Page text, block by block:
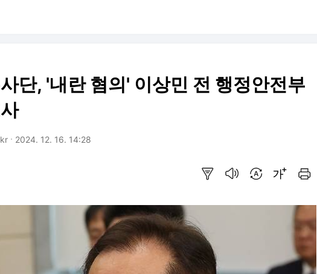
단, '내란 혐의' 이상민 전 행정안전부
2024. 12. 16. 14:28